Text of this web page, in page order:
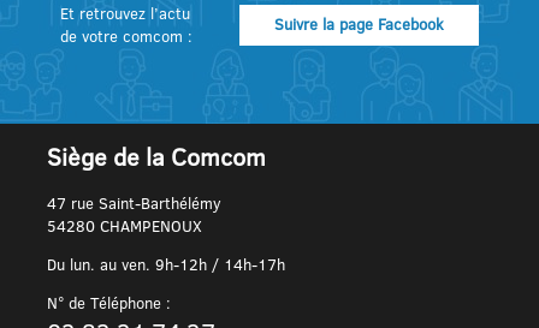
Et retrouvez l’actu
de votre comcom :
Suivre la page Facebook
Siège de la Comcom
47 rue Saint-Barthélémy
54280 CHAMPENOUX
Du lun. au ven. 9h-12h / 14h-17h
N° de Téléphone :